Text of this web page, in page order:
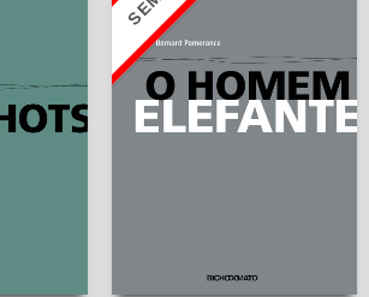
Bernard Pomerance
Miguel Castro Caldas
(tradutor)